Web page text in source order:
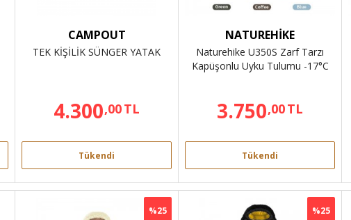
CAMPOUT
TEK KİŞİLİK SÜNGER YATAK
4.300,00TL
Tükendi
NATUREHİKE
Naturehike U350S Zarf Tarzı
Kapüşonlu Uyku Tulumu -17°C
3.750,00TL
Tükendi
%25 %25